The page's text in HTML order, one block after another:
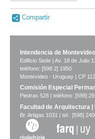
Compartir
Intendencia de Montevideo
Edificio Sede | Av. 18 de Julio
teléfono: [598 2] 1950
Montevideo - Uruguay | CP
Comisión Especial
Piedras 528 | teléfono: [598]
Facultad de Arquitectura |
Br. Artigas 1031 | tel.: [598]